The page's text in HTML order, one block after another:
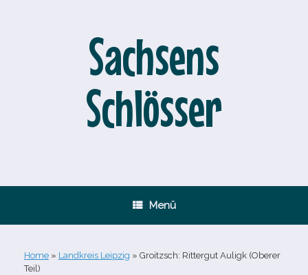
Sachsens
Schlösser
Menü
Home » Landkreis Leipzig » Groitzsch: Rittergut Auligk (Oberer
Teil)